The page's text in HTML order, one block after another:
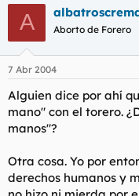
A Aborto de Forero
7 Abr 2004
Alguien dice por ahí
mano" con el torero.
manos"?
Otra cosa. Yo por
derechos humanos y